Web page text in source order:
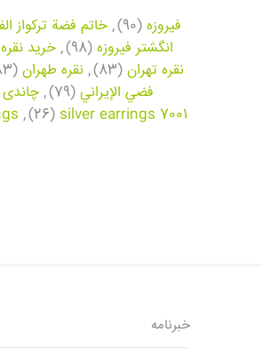
فیروزه (90)
, خاتم فضة تركواز
انگشتر فیروزه (98)
, خرید نقره
نقره تهران (83)
, نقره طهران (83)
فضي الإيراني (79)
, چاندی
silver earrings 7001
(26)
,
خبرنامه